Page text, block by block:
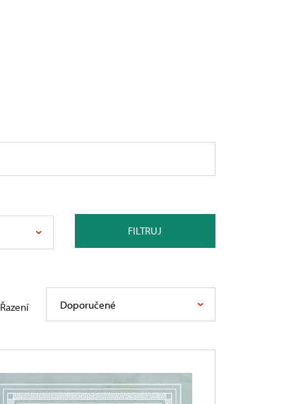
FILTRUJ
Řazení Doporučené